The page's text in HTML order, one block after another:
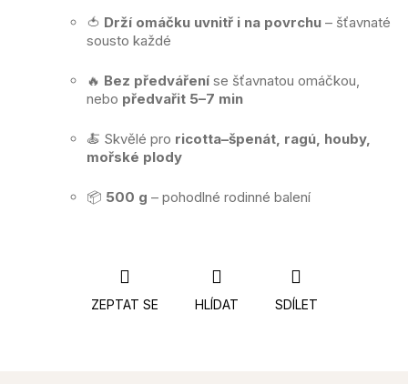
🍅 Drží omáčku uvnitř i na povrchu – šťavnaté
sousto každé
🔥 Bez předváření se šťavnatou omáčkou,
nebo předvařit 5–7 min
🍝 Skvělé pro ricotta–špenát, ragú, houby,
mořské plody
📦 500 g – pohodlné rodinné balení
ZEPTAT SE HLÍDAT SDÍLET